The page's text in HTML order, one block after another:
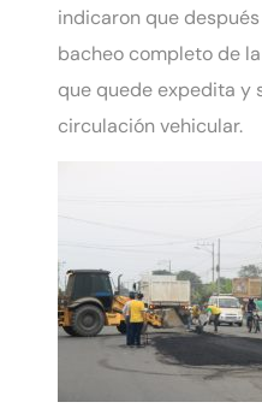
indicaron que
bacheo completo de
que quede expedita y
circulación vehicular.